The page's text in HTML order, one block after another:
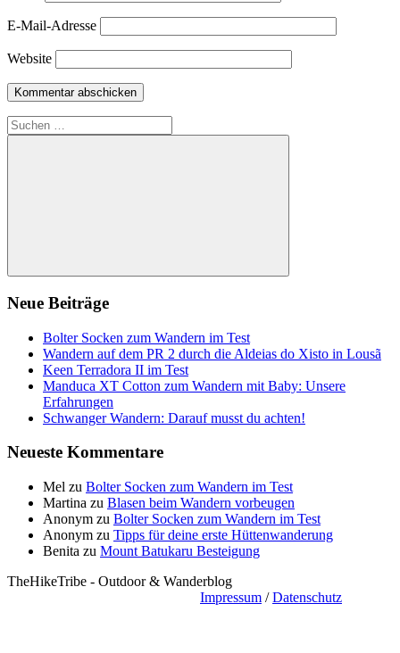
E-Mail-Adresse
Website
Suchen
nach:
Suchen
Neue Beiträge
Bolter Socken zum Wandern im Test
Wandern auf dem PR 2 durch die Aldeias do Xisto in Lousã
Keen Terradora II im Test
Manduca XT Cotton zum Wandern mit Baby: Unsere
Erfahrungen
Schwanger Wandern: Darauf musst du achten!
Neueste Kommentare
Mel zu Bolter Socken zum Wandern im Test
Martina zu Blasen beim Wandern vorbeugen
Anonym zu Bolter Socken zum Wandern im Test
Anonym zu Tipps für deine erste Hüttenwanderung
Benita zu Mount Batukaru Besteigung
TheHikeTribe - Outdoor & Wanderblog
Impressum /Datenschutz